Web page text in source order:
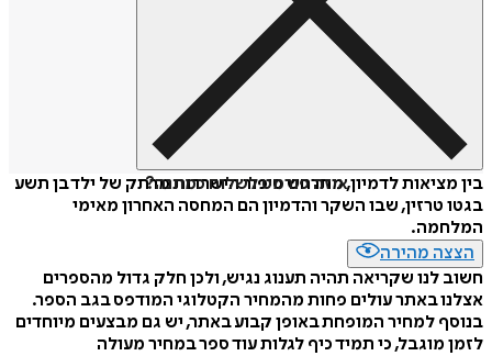
איזה פורמט לשלוח כמתנה?
בין מציאות לדמיון, מתרחש סיפור הישרדות מרתק של ילד בן תשע
בגטו טרזין, שבו השקר והדמיון הם המחסה האחרון מאימי
המלחמה.
הצצה מהירה
חשוב לנו שקריאה תהיה תענוג נגיש, ולכן חלק גדול מהספרים
אצלנו באתר עולים פחות מהמחיר הקטלוגי המודפס בגב הספר.
בנוסף למחיר המופחת באופן קבוע באתר, יש גם מבצעים מיוחדים
לזמן מוגבל, כי תמיד כיף לגלות עוד ספר במחיר מעולה